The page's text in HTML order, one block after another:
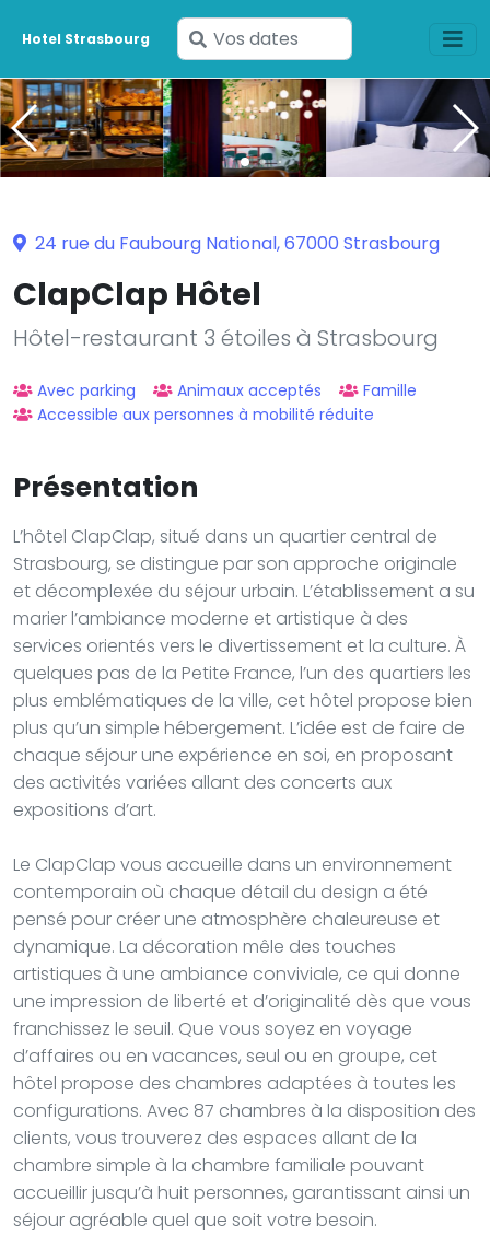
Hotel Strasbourg
Saisissez
vos
dates
24 rue du Faubourg National, 67000 Strasbourg
ClapClap Hôtel
Hôtel-restaurant 3 étoiles à Strasbourg
Avec parking Animaux acceptés
Famille
Accessible aux personnes à mobilité réduite
Présentation
L’hôtel ClapClap, situé dans un quartier central de
Strasbourg, se distingue par son approche originale
et décomplexée du séjour urbain. L’établissement a su
marier l’ambiance moderne et artistique à des
services orientés vers le divertissement et la culture. À
quelques pas de la Petite France, l’un des quartiers les
plus emblématiques de la ville, cet hôtel propose bien
plus qu’un simple hébergement. L’idée est de faire de
chaque séjour une expérience en soi, en proposant
des activités variées allant des concerts aux
expositions d’art.
Le ClapClap vous accueille dans un environnement
contemporain où chaque détail du design a été
pensé pour créer une atmosphère chaleureuse et
dynamique. La décoration mêle des touches
artistiques à une ambiance conviviale, ce qui donne
une impression de liberté et d’originalité dès que vous
franchissez le seuil. Que vous soyez en voyage
d’affaires ou en vacances, seul ou en groupe, cet
hôtel propose des chambres adaptées à toutes les
configurations. Avec 87 chambres à la disposition des
clients, vous trouverez des espaces allant de la
chambre simple à la chambre familiale pouvant
accueillir jusqu’à huit personnes, garantissant ainsi un
séjour agréable quel que soit votre besoin.